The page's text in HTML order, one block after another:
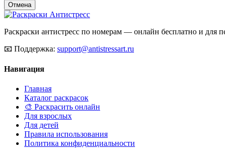
Отмена
Раскраски антистресс по номерам — онлайн бесплатно и для
📧 Поддержка: support@antistressart.ru
Навигация
Главная
Каталог раскрасок
🎨 Раскрасить онлайн
Для взрослых
Для детей
Правила использования
Политика конфиденциальности